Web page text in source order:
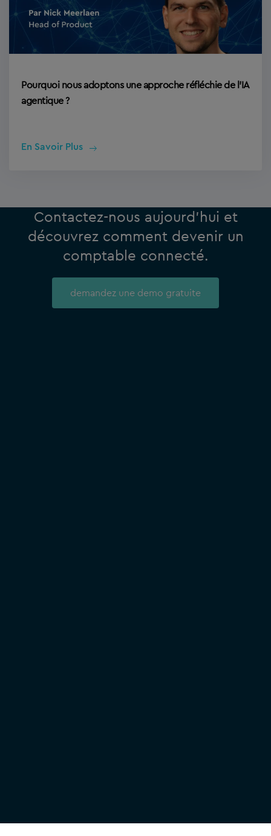
Pourquoi nous adoptons une approche réfléchie de l’IA
agentique ?
En Savoir Plus
Contactez-nous aujourd’hui et
découvrez comment devenir un
comptable connecté.
demandez une demo gratuite